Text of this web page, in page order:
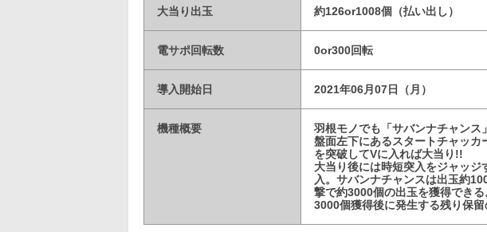
大当り出玉 約126or1008個（払い出し）
電サポ回転数 0or300回転
導入開始日 2021年06月07日（月）
機種概要
羽根モノでも「サバンナチャンス
盤面左下にあるスタートチャッ
を突破してVに入れば大当り!!
大当り後には時短突入をジャッ
入。サバンナチャンスは出玉約
撃で約3000個の出玉を獲得できる
3000個獲得後に発生する残り保